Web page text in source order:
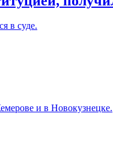
в суде.
и в Новокузнецке.